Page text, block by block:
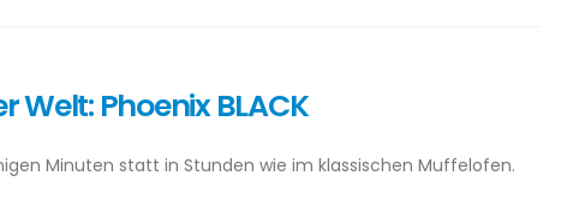
Welt: Phoenix BLACK
Minuten statt in Stunden wie im klassischen Muffelofen.